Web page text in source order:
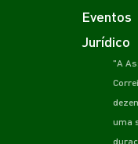
Eventos
Jurídico
"A
uma